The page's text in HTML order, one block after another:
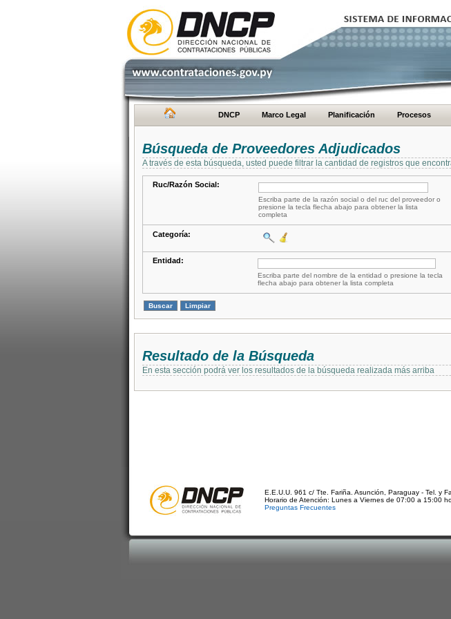
DNCP Marco Legal Planificación Procesos
Búsqueda de Proveedores Adjudicados
A través de esta búsqueda, usted puede filtrar la cantidad de registros que
Ruc/Razón Social:
Escriba parte de la razón social o del ruc del proveedor o
presione la tecla flecha abajo para obtener la lista
completa
Categoría:
Entidad:
Escriba parte del nombre de la entidad o presione la tecla
flecha abajo para obtener la lista completa
Resultado de la Búsqueda
En esta sección podrá ver los resultados de la búsqueda realizada más arriba
E.E.U.U. 961 c/ Tte. Fariña. Asunción, Paraguay - Tel. y
Horario de Atención: Lunes a Viernes de 07:00 a 15:00
Preguntas Frecuentes